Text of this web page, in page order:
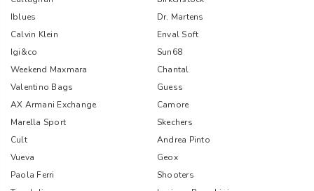
Iblues
Dr. Martens
Calvin Klein
Enval Soft
Igi&co
Sun68
Weekend Maxmara
Chantal
Valentino Bags
Guess
AX Armani Exchange
Camore
Marella Sport
Skechers
Cult
Andrea Pinto
Vueva
Geox
Paola Ferri
Shooters